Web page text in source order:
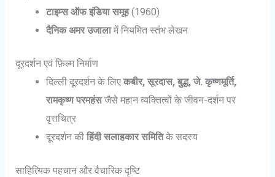
टाइम्स ऑफ इंडिया समूह(1960)
दैनिक अमर उजालामें नियमित स्तंभ लेखन
दूरदर्शन एवं फ़िल्म निर्माण
दिल्ली दूरदर्शन के लिए कबीर, सूरदास, बुद्ध, जे. कृष्णमूर्ति,
रामकृष्ण परमहंसजैसे महान व्यक्तित्वों के जीवन-दर्शन पर
वृत्तचित्र
दूरदर्शन की हिंदी सलाहकार समितिके सदस्य
साहित्यिक पहचान और वैचारिक दृष्टि